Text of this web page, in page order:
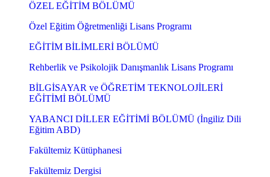
ÖZEL EĞİTİM BÖLÜMÜ
Özel Eğitim Öğretmenliği Lisans Programı
EĞİTİM BİLİMLERİ BÖLÜMÜ
Rehberlik ve Psikolojik Danışmanlık Lisans Programı
BİLGİSAYAR ve ÖĞRETİM TEKNOLOJİLERİ
EĞİTİMİ BÖLÜMÜ
YABANCI DİLLER EĞİTİMİ BÖLÜMÜ (İngiliz Dili
Eğitim ABD)
Fakültemiz Kütüphanesi
Fakültemiz Dergisi